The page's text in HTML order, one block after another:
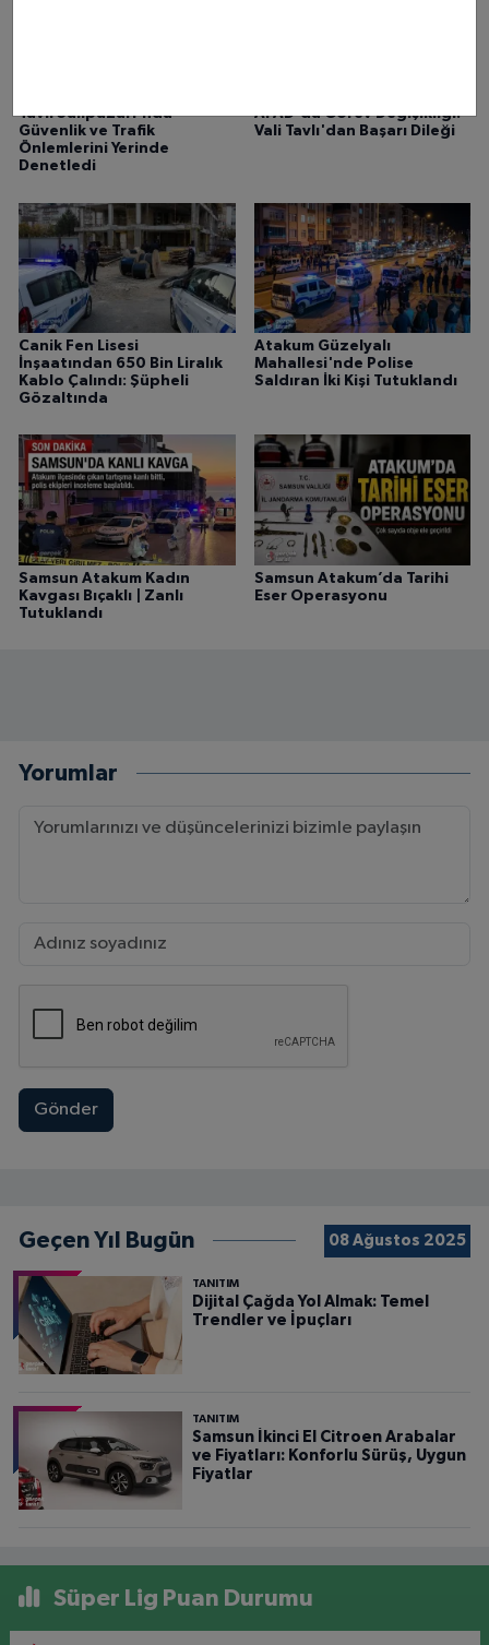
Tavlı Salıpazarı'nda
Güvenlik ve Trafik
Önlemlerini Yerinde
Denetledi
AFAD'da Görev Değişikliği:
Vali Tavlı'dan Başarı Dileği
Canik Fen Lisesi
İnşaatından 650 Bin Liralık
Kablo Çalındı: Şüpheli
Gözaltında
Atakum Güzelyalı
Mahallesi'nde Polise
Saldıran İki Kişi Tutuklandı
Samsun Atakum Kadın
Kavgası Bıçaklı | Zanlı
Tutuklandı
Samsun Atakum’da Tarihi
Eser Operasyonu
Yorumlar
Gönder
Geçen Yıl Bugün 08 Ağustos 2025
TANITIM
Dijital Çağda Yol Almak: Temel
Trendler ve İpuçları
TANITIM
Samsun İkinci El Citroen Arabalar
ve Fiyatları: Konforlu Sürüş, Uygun
Fiyatlar
Süper Lig Puan Durumu